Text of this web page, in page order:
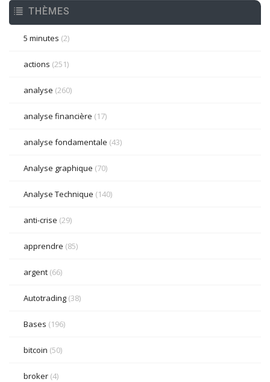
THÈMES
5 minutes (2)
actions (251)
analyse (260)
analyse financière (17)
analyse fondamentale (43)
Analyse graphique (70)
Analyse Technique (140)
anti-crise (29)
apprendre (85)
argent (66)
Autotrading (38)
Bases (196)
bitcoin (50)
broker (4)